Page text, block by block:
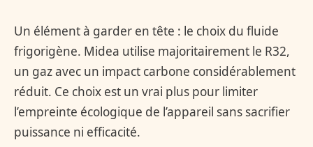
Un élément à garder en tête : le choix du fluide
frigorigène. Midea utilise majoritairement le R32,
un gaz avec un impact carbone considérablement
réduit. Ce choix est un vrai plus pour limiter
l’empreinte écologique de l’appareil sans sacrifier
puissance ni efficacité.